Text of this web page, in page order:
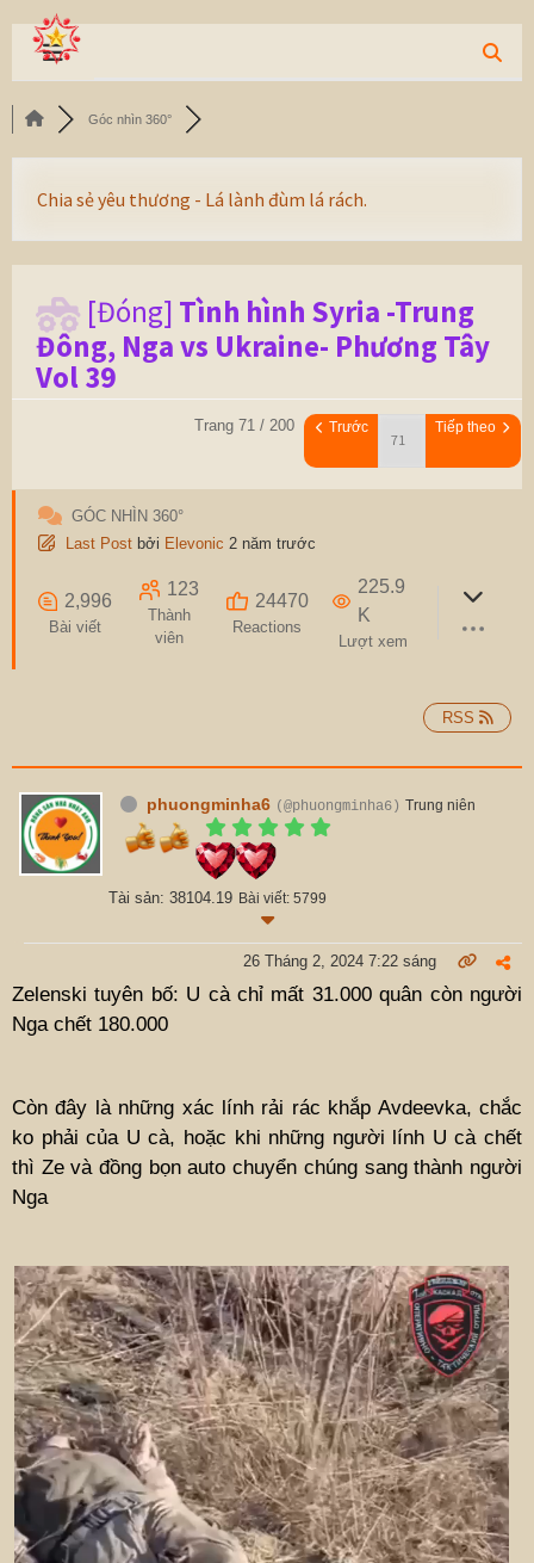
Góc nhìn 360°
Chia sẻ yêu thương - Lá lành đùm lá rách.
[Đóng] Tình hình Syria -Trung
Đông, Nga vs Ukraine- Phương Tây
Vol 39
Trang 71 / 200 Trước Tiếp theo
GÓC NHÌN 360°
Last Post bởi Elevonic 2 năm trước
2,996
Bài viết
123
Thành
viên
24470
Reactions
225.9
K
Lượt xem
RSS
phuongminha6 (@phuongminha6) Trung niên
Tài sản: 38104.19 Bài viết: 5799
26 Tháng 2, 2024 7:22 sáng
Zelenski tuyên bố: U cà chỉ mất 31.000 quân còn người
Nga chết 180.000
Còn đây là những xác lính rải rác khắp Avdeevka, chắc
ko phải của U cà, hoặc khi những người lính U cà chết
thì Ze và đồng bọn auto chuyển chúng sang thành người
Nga